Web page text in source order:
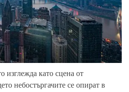
изглежда като сцена от
небостъргачите се опират в